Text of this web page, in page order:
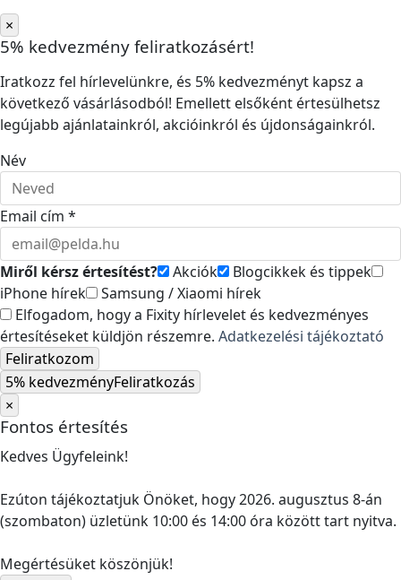
×
5% kedvezmény feliratkozásért!
Iratkozz fel hírlevelünkre, és 5% kedvezményt kapsz a
következő vásárlásodból! Emellett elsőként értesülhetsz
legújabb ajánlatainkról, akcióinkról és újdonságainkról.
Név
Email cím *
Miről kérsz értesítést? Akciók
Blogcikkek és tippek
iPhone hírek
Samsung / Xiaomi hírek
Elfogadom, hogy a Fixity hírlevelet és kedvezményes
értesítéseket küldjön részemre. Adatkezelési tájékoztató
Feliratkozom
5% kedvezményFeliratkozás
×
Fontos értesítés
Kedves Ügyfeleink!
Ezúton tájékoztatjuk Önöket, hogy 2026. augusztus 8-án
(szombaton) üzletünk 10:00 és 14:00 óra között tart nyitva.
Megértésüket köszönjük!